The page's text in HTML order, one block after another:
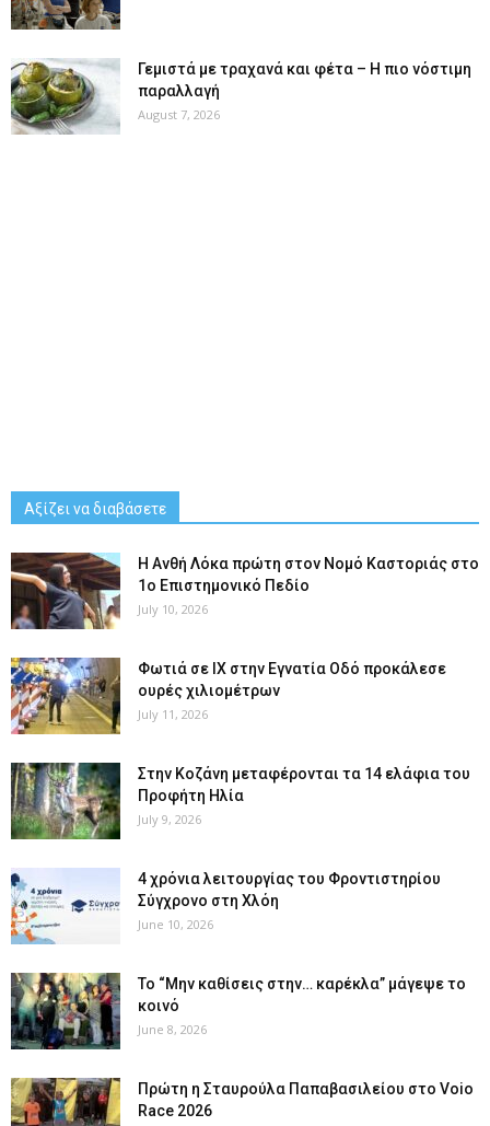
Γεμιστά με τραχανά και φέτα – Η πιο νόστιμη
παραλλαγή
August 7, 2026
Αξίζει να διαβάσετε
Η Ανθή Λόκα πρώτη στον Νομό Καστοριάς στο
1ο Επιστημονικό Πεδίο
July 10, 2026
Φωτιά σε ΙΧ στην Εγνατία Οδό προκάλεσε
ουρές χιλιομέτρων
July 11, 2026
Στην Κοζάνη μεταφέρονται τα 14 ελάφια του
Προφήτη Ηλία
July 9, 2026
4 χρόνια λειτουργίας του Φροντιστηρίου
Σύγχρονο στη Χλόη
June 10, 2026
Το “Μην καθίσεις στην… καρέκλα” μάγεψε το
κοινό
June 8, 2026
Πρώτη η Σταυρούλα Παπαβασιλείου στο Voio
Race 2026